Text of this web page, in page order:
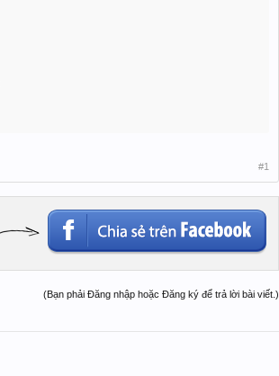
#1
(Bạn phải Đăng nhập hoặc Đăng ký để trả lời bài viết.)